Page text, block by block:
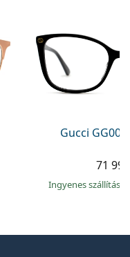
Gucci
71
Ingyenes szállítás